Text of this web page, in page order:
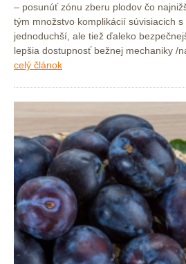
– posunúť zónu zberu plodov čo
tým množstvo komplikácií súvisiacich
jednoduchší, ale tiež ďaleko
lepšia dostupnosť bežnej mechaniky /
celý článok